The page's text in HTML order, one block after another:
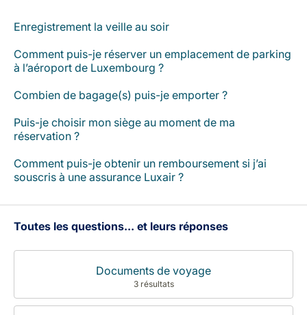
Enregistrement la veille au soir
Comment puis-je réserver un emplacement de parking
à l’aéroport de Luxembourg ?
Combien de bagage(s) puis-je emporter ?
Puis-je choisir mon siège au moment de ma
réservation ?
Comment puis-je obtenir un remboursement si j’ai
souscris à une assurance Luxair ?
Toutes les questions... et leurs réponses
Documents de voyage
3 résultats